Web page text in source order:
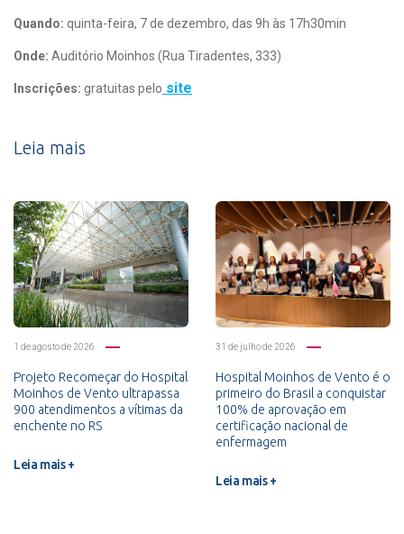
Quando: quinta-feira, 7 de dezembro, das 9h às 17h30min
Onde: Auditório Moinhos (Rua Tiradentes, 333)
Inscrições: gratuitas pelo site
Leia mais
1 de agosto de 2026
Projeto Recomeçar do Hospital
Moinhos de Vento ultrapassa
900 atendimentos a vítimas da
enchente no RS
Leia mais +
31 de julho de 2026
Hospital Moinhos de Vento é o
primeiro do Brasil a conquistar
100% de aprovação em
certificação nacional de
enfermagem
Leia mais +